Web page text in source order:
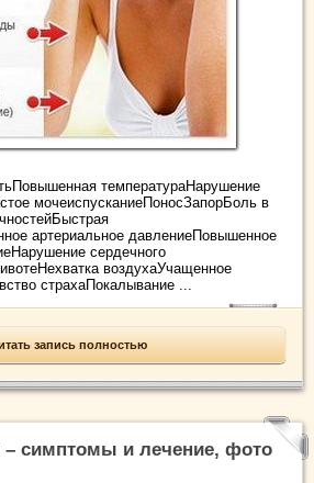
температураНарушение
мочеиспусканиеПоносЗапорБоль в
артериальное давлениеПовышенное
сердечного
воздухаУчащенное
страхаПокалывание ...
запись полностью
– симптомы и лечение, фото